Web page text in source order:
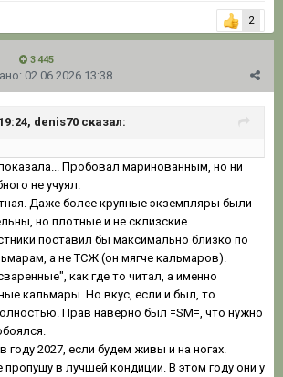
2
3 445
02.06.2026 13:38
denis70 сказал:
Пробовал маринованным, но ни
не учуял.
Даже более крупные экземпляры были
но плотные и не склизские.
поставил бы максимально близко по
а не ТСЖ (он мягче кальмаров).
как где то читал, а именно
кальмары. Но вкус, если и был, то
Прав наверно был =SM=, что нужно
году 2027, если будем живы и на ногах.
в лучшей кондиции. В этом году они у